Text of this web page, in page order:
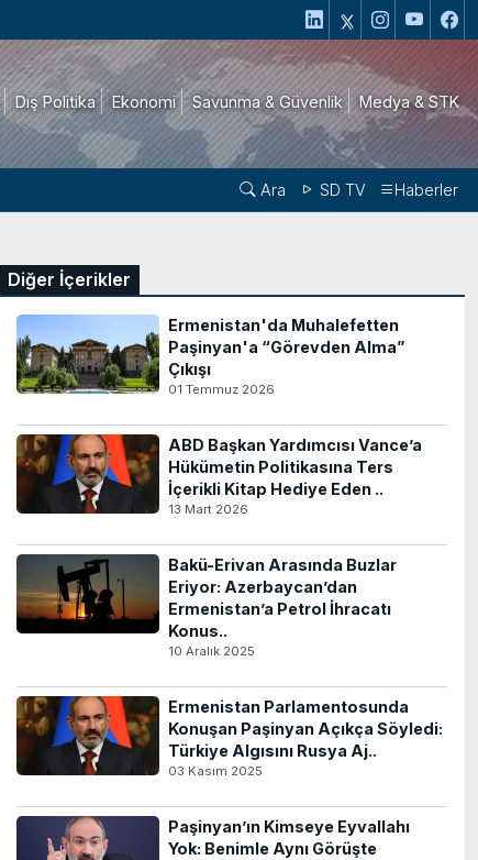
Dış Politika Ekonomi Savunma & Güvenlik Medya & STK
Ara SD TV Haberler
Diğer İçerikler
Ermenistan'da Muhalefetten
Paşinyan'a “Görevden Alma”
Çıkışı
01 Temmuz 2026
ABD Başkan Yardımcısı Vance’a
Hükümetin Politikasına Ters
İçerikli Kitap Hediye Eden ..
13 Mart 2026
Bakü-Erivan Arasında Buzlar
Eriyor: Azerbaycan’dan
Ermenistan’a Petrol İhracatı
Konus..
10 Aralık 2025
Ermenistan Parlamentosunda
Konuşan Paşinyan Açıkça Söyledi:
Türkiye Algısını Rusya Aj..
03 Kasım 2025
Paşinyan’ın Kimseye Eyvallahı
Yok: Benimle Aynı Görüşte